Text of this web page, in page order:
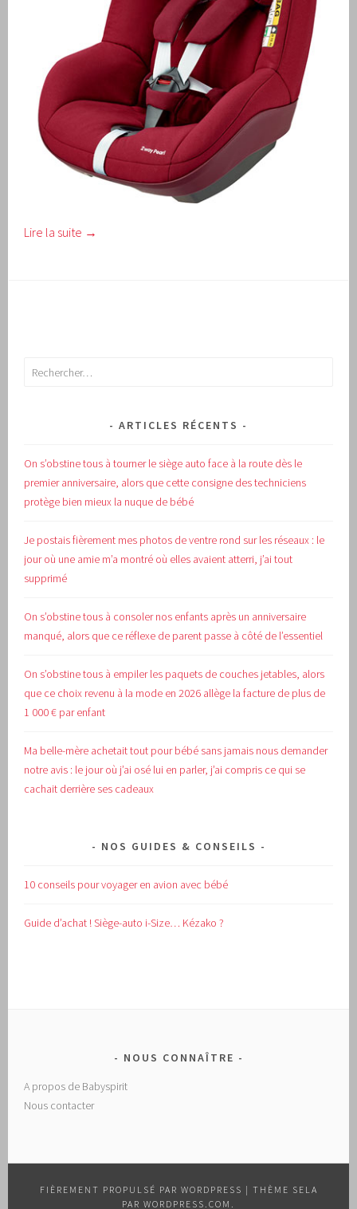
Lire la suite →
Rechercher :
ARTICLES RÉCENTS
On s’obstine tous à tourner le siège auto face à la route dès le
premier anniversaire, alors que cette consigne des techniciens
protège bien mieux la nuque de bébé
Je postais fièrement mes photos de ventre rond sur les réseaux : le
jour où une amie m’a montré où elles avaient atterri, j’ai tout
supprimé
On s’obstine tous à consoler nos enfants après un anniversaire
manqué, alors que ce réflexe de parent passe à côté de l’essentiel
On s’obstine tous à empiler les paquets de couches jetables, alors
que ce choix revenu à la mode en 2026 allège la facture de plus de
1 000 € par enfant
Ma belle-mère achetait tout pour bébé sans jamais nous demander
notre avis : le jour où j’ai osé lui en parler, j’ai compris ce qui se
cachait derrière ses cadeaux
NOS GUIDES & CONSEILS
10 conseils pour voyager en avion avec bébé
Guide d’achat !Siège-auto i-Size… Kézako ?
NOUS CONNAÎTRE
A propos de Babyspirit
Nous contacter
FIÈREMENT PROPULSÉ PAR WORDPRESS | THÈME SELA
PAR WORDPRESS.COM